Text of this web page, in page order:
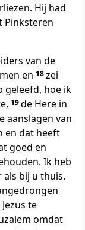
Hij had
Pinksteren
van de
en 18zei
geleefd, hoe ik
19de Here in
aanslagen van
en dat heeft
goed en
Ik heb
bij u thuis.
te
omdat